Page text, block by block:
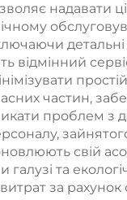
надавати
детальні
відмінний
частин,
проблем
свій
галузі та
за